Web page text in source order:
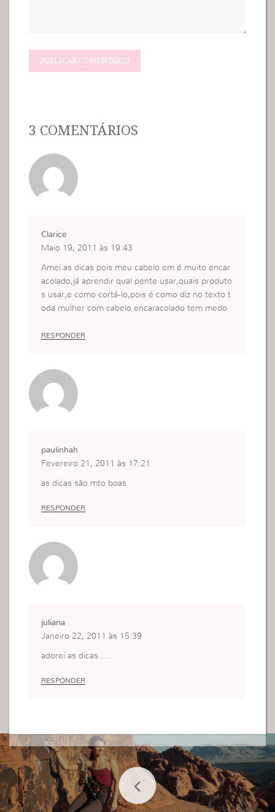
3 COMENTÁRIOS
Clarice
Maio 19, 2011 às 19:43
Amei as dicas pois meu cabelo em é muito encar
acolado,já aprendir qual pente usar,quais produto
s usar,e como cortá-lo,pois é como diz no texto t
oda mulher com cabelo encaracolado tem medo
elas pequenas aparadinhas nas pontas.Bjs muito
RESPONDER
paulinhah
Fevereiro 21, 2011 às 17:21
as dicas são mto boas
RESPONDER
juliana
Janeiro 22, 2011 às 15:39
adorei as dicas …..
RESPONDER